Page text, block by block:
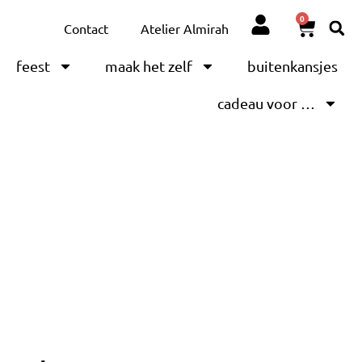
Contact Atelier Almirah
0
feest maak het zelf buitenkansjes
cadeau voor …